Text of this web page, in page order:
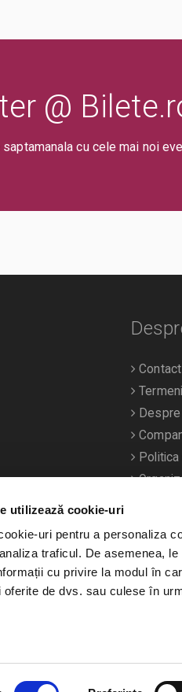
utilizează cookie-uri
uri pentru a personaliza
traficul. De asemenea,
cu privire la modul în
oferite de dvs. sau culese în
@
cu cele mai noi
Contact